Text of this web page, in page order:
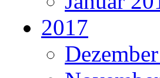
2017